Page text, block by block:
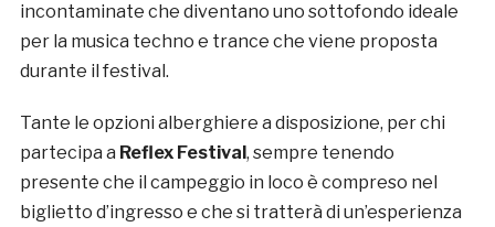
incontaminate che diventano uno sottofondo ideale
per la musica techno e trance che viene proposta
durante il festival.
Tante le opzioni alberghiere a disposizione, per chi
partecipa a Reflex Festival , sempre tenendo
presente che il campeggio in loco è compreso nel
biglietto d’ingresso e che si tratterà di un’esperienza